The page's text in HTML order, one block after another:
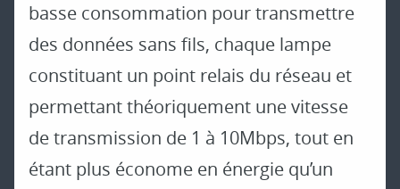
basse consommation pour transmettre
des données sans fils, chaque lampe
constituant un point relais du réseau et
permettant théoriquement une vitesse
de transmission de 1 à 10Mbps, tout en
étant plus économe en énergie qu’un